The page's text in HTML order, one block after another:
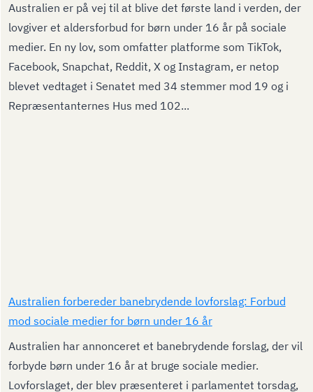
Australien er på vej til at blive det første land i verden, der
lovgiver et aldersforbud for børn under 16 år på sociale
medier. En ny lov, som omfatter platforme som TikTok,
Facebook, Snapchat, Reddit, X og Instagram, er netop
blevet vedtaget i Senatet med 34 stemmer mod 19 og i
Repræsentanternes Hus med 102...
Australien forbereder banebrydende lovforslag: Forbud
mod sociale medier for børn under 16 år
Australien har annonceret et banebrydende forslag, der vil
forbyde børn under 16 år at bruge sociale medier.
Lovforslaget, der blev præsenteret i parlamentet torsdag,